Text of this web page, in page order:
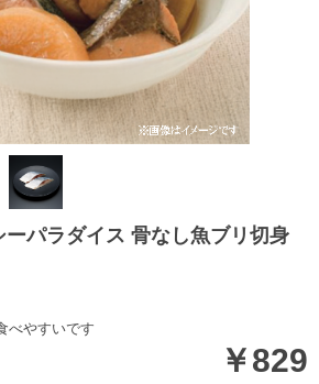
ーパラダイス 骨なし魚ブリ切身
べやすいです
￥829